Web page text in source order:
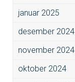
januar 2025
desember 2024
november 2024
oktober 2024